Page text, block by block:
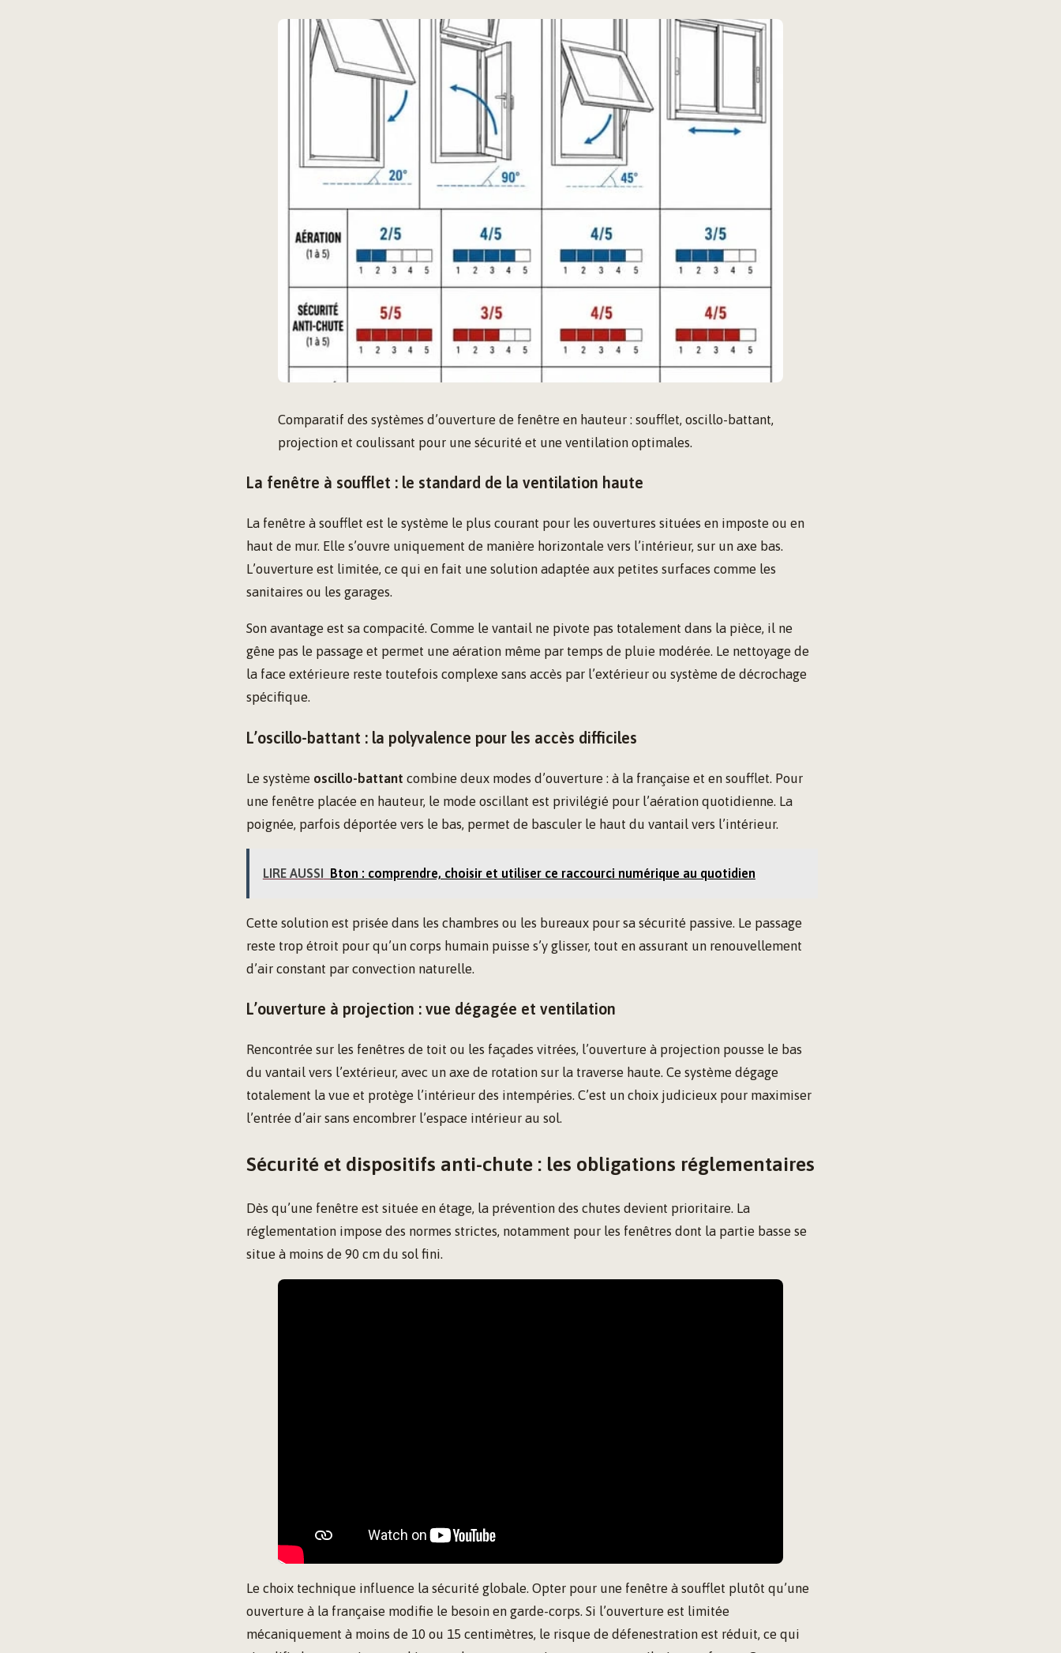
Comparatif des systèmes d’ouverture de fenêtre en hauteur : soufflet, oscillo-battant,
projection et coulissant pour une sécurité et une ventilation optimales.
La fenêtre à soufflet : le standard de la ventilation haute
La fenêtre à soufflet est le système le plus courant pour les ouvertures situées en imposte ou en
haut de mur. Elle s’ouvre uniquement de manière horizontale vers l’intérieur, sur un axe bas.
L’ouverture est limitée, ce qui en fait une solution adaptée aux petites surfaces comme les
sanitaires ou les garages.
Son avantage est sa compacité. Comme le vantail ne pivote pas totalement dans la pièce, il ne
gêne pas le passage et permet une aération même par temps de pluie modérée. Le nettoyage de
la face extérieure reste toutefois complexe sans accès par l’extérieur ou système de décrochage
spécifique.
L’oscillo-battant : la polyvalence pour les accès difficiles
Le système oscillo-battant combine deux modes d’ouverture : à la française et en soufflet. Pour
une fenêtre placée en hauteur, le mode oscillant est privilégié pour l’aération quotidienne. La
poignée, parfois déportée vers le bas, permet de basculer le haut du vantail vers l’intérieur.
LIRE AUSSI Bton : comprendre, choisir et utiliser ce raccourci numérique au quotidien
Cette solution est prisée dans les chambres ou les bureaux pour sa sécurité passive. Le passage
reste trop étroit pour qu’un corps humain puisse s’y glisser, tout en assurant un renouvellement
d’air constant par convection naturelle.
L’ouverture à projection : vue dégagée et ventilation
Rencontrée sur les fenêtres de toit ou les façades vitrées, l’ouverture à projection pousse le bas
du vantail vers l’extérieur, avec un axe de rotation sur la traverse haute. Ce système dégage
totalement la vue et protège l’intérieur des intempéries. C’est un choix judicieux pour maximiser
l’entrée d’air sans encombrer l’espace intérieur au sol.
Sécurité et dispositifs anti-chute : les obligations réglementaires
Dès qu’une fenêtre est située en étage, la prévention des chutes devient prioritaire. La
réglementation impose des normes strictes, notamment pour les fenêtres dont la partie basse se
situe à moins de 90 cm du sol fini.
Le choix technique influence la sécurité globale. Opter pour une fenêtre à soufflet plutôt qu’une
ouverture à la française modifie le besoin en garde-corps. Si l’ouverture est limitée
mécaniquement à moins de 10 ou 15 centimètres, le risque de défenestration est réduit, ce qui